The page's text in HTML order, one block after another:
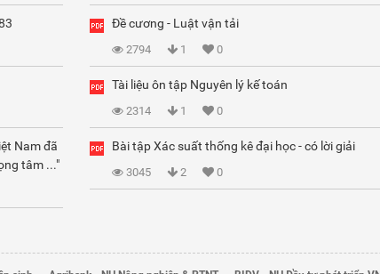
Nam đã
tâm ..."
Đề cương - Luật vận tải
2794 1 0
Tài liệu ôn tập Nguyên lý kế toán
2314 1 0
Bài tập Xác suất thống kê đại học - có lời giải
3045 2 0